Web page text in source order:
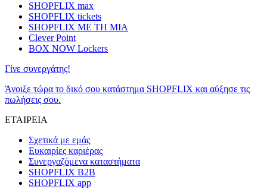
SHOPFLIX max
SHOPFLIX tickets
SHOPFLIX ΜΕ ΤΗ ΜΙΑ
Clever Point
BOX NOW Lockers
Γίνε συνεργάτης!
Άνοιξε τώρα το δικό σου κατάστημα SHOPFLIX και αύξησε τις
πωλήσεις σου.
ΕΤΑΙΡΕΙΑ
Σχετικά με εμάς
Ευκαιρίες καριέρας
Συνεργαζόμενα καταστήματα
SHOPFLIX B2B
SHOPFLIX app